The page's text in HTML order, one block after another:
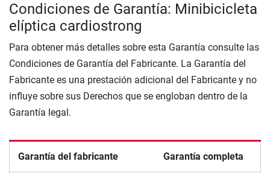
Condiciones de Garantía: Minibicicleta
elíptica cardiostrong
Para obtener más detalles sobre esta Garantía consulte las
Condiciones de Garantía del Fabricante. La Garantía del
Fabricante es una prestación adicional del Fabricante y no
influye sobre sus Derechos que se engloban dentro de la
Garantía legal.
Garantía del fabricante Garantía completa